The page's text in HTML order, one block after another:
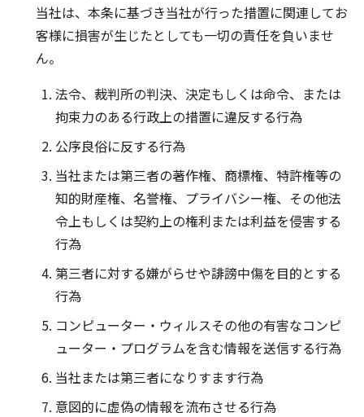
当社は、本条に基づき当社が行った措置に関連してお
客様に損害が生じたとしても一切の責任を負いませ
ん。
法令、裁判所の判決、決定もしくは命令、または
拘束力のある行政上の措置に違反する行為
公序良俗に反する行為
当社または第三者の著作権、商標権、特許権等の
知的財産権、名誉権、プライバシー権、その他法
令上もしくは契約上の権利または利益を侵害する
行為
第三者に対する嫌がらせや誹謗中傷を目的とする
行為
コンピューター・ウィルスその他の有害なコンピ
ューター・プログラムを含む情報を送信する行為
当社または第三者になりすます行為
意図的に虚偽の情報を流布させる行為